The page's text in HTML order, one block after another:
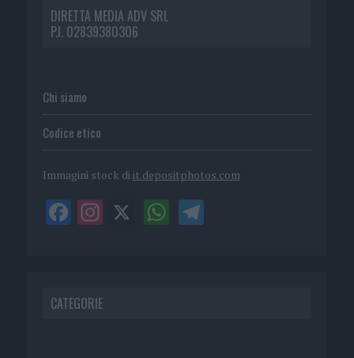
DIRETTA MEDIA ADV SRL
P.I. 02839380306
Chi siamo
Codice etico
Immagini stock di it.depositphotos.com
CATEGORIE